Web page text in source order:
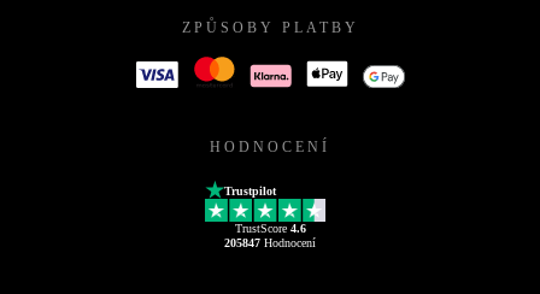
ZPŮSOBY PLATBY
HODNOCENÍ
Trustpilot
TrustScore 4.6
205847 Hodnocení